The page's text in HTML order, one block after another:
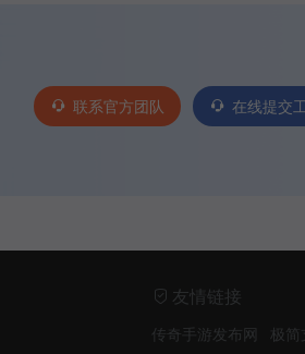
联系官方团队 在线提交
友情链接
传奇手游发布网 极简